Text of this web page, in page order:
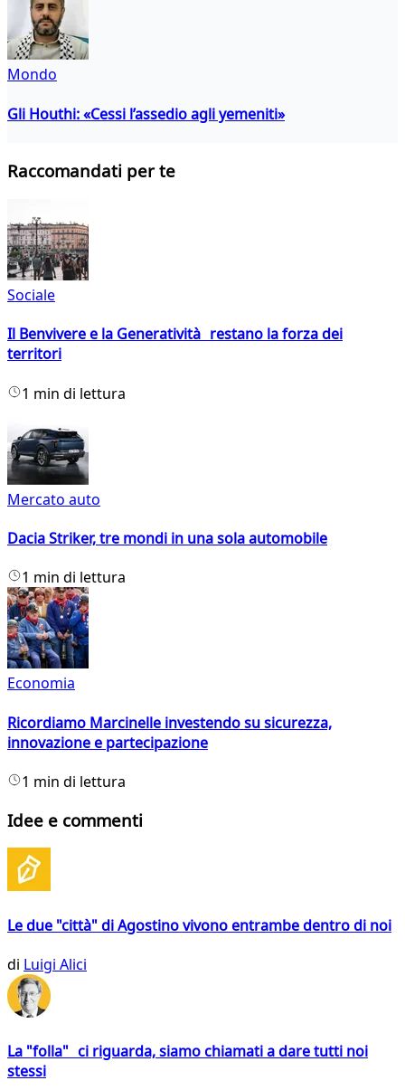
Mondo
Gli Houthi: «Cessi l’assedio agli yemeniti»
Raccomandati per te
Sociale
Il Benvivere e la Generatività restano la forza dei
territori
1 min di lettura
Mercato auto
Dacia Striker, tre mondi in una sola automobile
1 min di lettura
Economia
Ricordiamo Marcinelle investendo su sicurezza,
innovazione e partecipazione
1 min di lettura
Idee e commenti
Le due "città" di Agostino vivono entrambe dentro di noi
di Luigi Alici
La "folla" ci riguarda, siamo chiamati a dare tutti noi
stessi